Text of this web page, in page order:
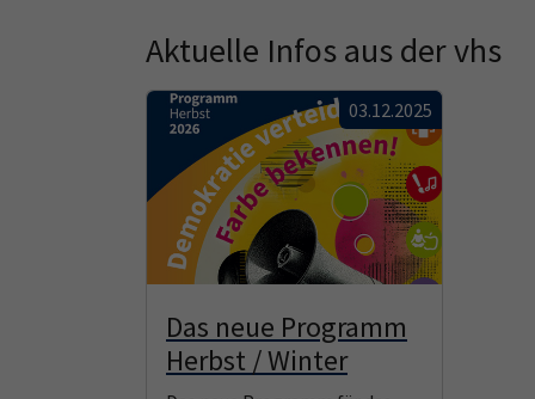
Aktuelle Infos aus der vhs
03.12.2025
Das neue Programm
Herbst / Winter